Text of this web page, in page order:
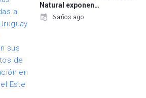
Natural exponen…
6 años ago